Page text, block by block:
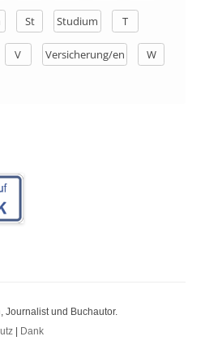
St Studium T
V Versicherung/en W
Journalist und Buchautor.
Dank